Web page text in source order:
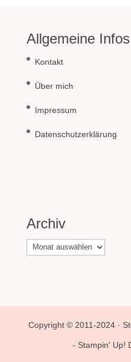
Allgemeine Infos
Kontakt
Über mich
Impressum
Datenschutzerklärung
Archiv
Archiv
Copyright © 2011-2024 ·
- Stampin' Up!